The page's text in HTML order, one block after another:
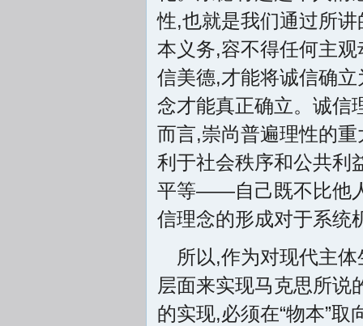
性,也就是我们通过所
本义务,容不得任何主
信美德,才能将诚信确
念才能真正确立。诚信
而言,崇尚普遍理性的
利于社会秩序和公共
平等——自己既不比他
信理念的形成对于系统
所以,作为对现代主
层面来实现马克思所说
的实现,必须在“物本”取